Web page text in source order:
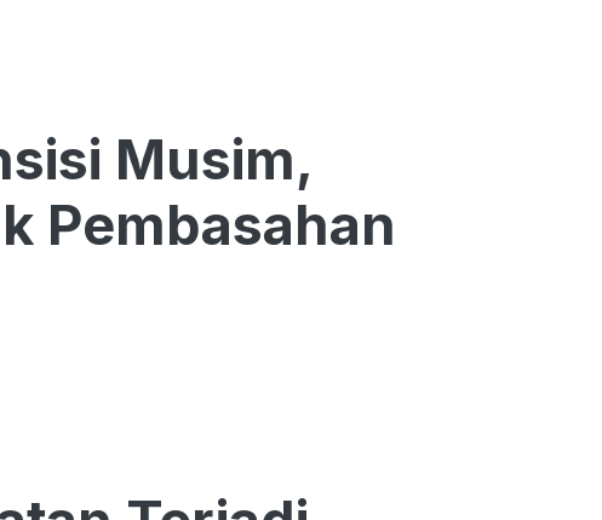
Musim,
Pembasahan